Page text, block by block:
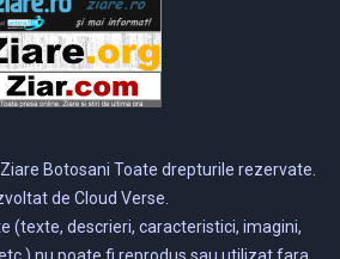
Botosani Toate drepturile rezervate.
de Cloud Verse.
(texte, descrieri, caracteristici, imagini,
nu poate fi reprodus sau utilizat fara